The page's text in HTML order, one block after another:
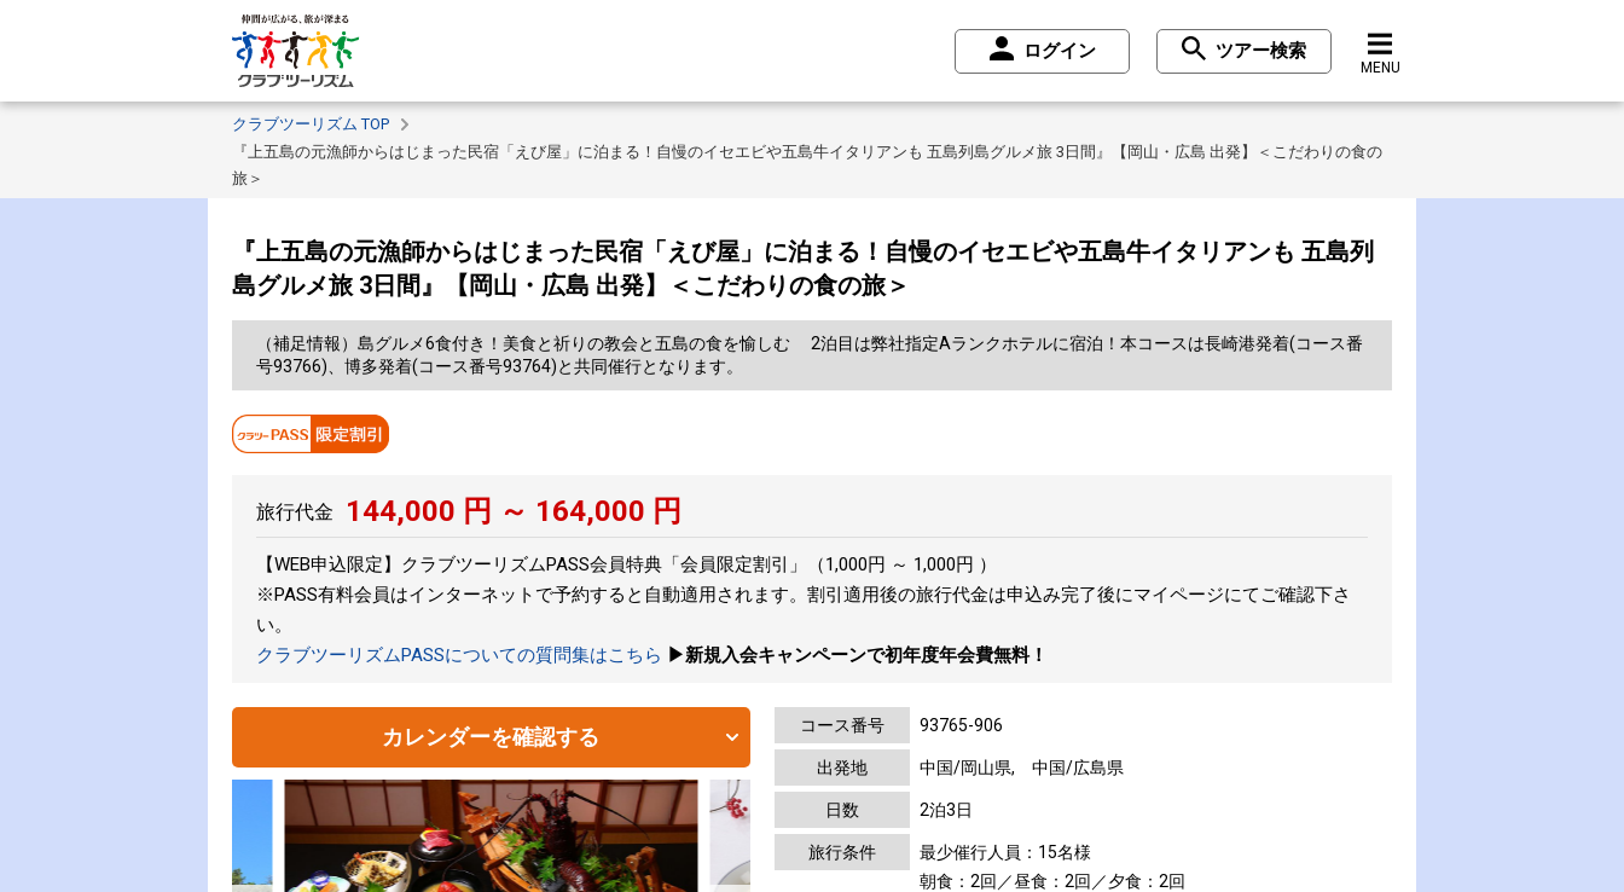
ログイン ツアー検索
MENU
クラブツーリズム TOP
『上五島の元漁師からはじまった民宿「えび屋」に泊まる！自慢のイセエビや五島牛イタリアンも 五島列島グルメ旅 3日間』【岡山・広島 出発】＜こだわりの食の
旅＞
『上五島の元漁師からはじまった民宿「えび屋」に泊まる！自慢のイセエビや五島牛イタリアンも 五島列
島グルメ旅 3日間』【岡山・広島 出発】＜こだわりの食の旅＞
（補足情報）島グルメ6食付き！美食と祈りの教会と五島の食を愉しむ 2泊目は弊社指定Aランクホテルに宿泊！本コースは長崎港発着(コース番
号93766)、博多発着(コース番号93764)と共同催行となります。
旅行代金 144,000 円 ～ 164,000 円
【WEB申込限定】クラブツーリズムPASS会員特典「会員限定割引」（1,000円 ～ 1,000円 ）
※PASS有料会員はインターネットで予約すると自動適用されます。割引適用後の旅行代金は申込み完了後にマイページにてご確認下さ
い。
クラブツーリズムPASSについての質問集はこちら ▶新規入会キャンペーンで初年度年会費無料！
カレンダーを確認する コース番号 93765-906
出発地 中国/岡山県, 中国/広島県
日数 2泊3日
旅行条件
最少催行人員：15名様
朝食：2回／昼食：2回／夕食：2回